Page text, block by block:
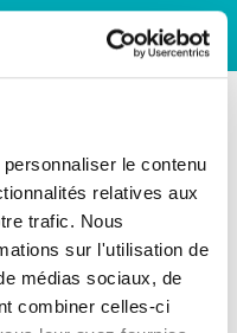
le contenu
relatives aux
trafic. Nous
sur l'utilisation de
médias sociaux, de
combiner celles-ci